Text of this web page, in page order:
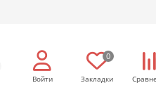
0